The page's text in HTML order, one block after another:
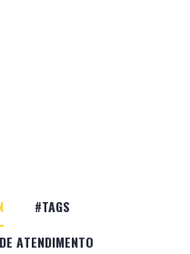
#TAGS
ATENDIMENTO